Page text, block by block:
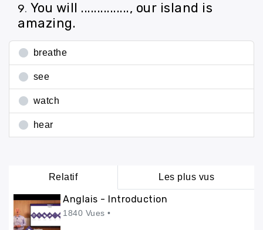
Relatif Les plus vus
Anglais - Introduction
1840 Vues •
9. You will ..............., our island is
amazing.
breathe
see
watch
hear